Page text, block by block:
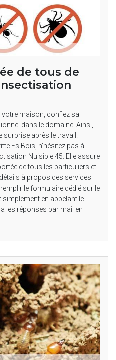
de tous de
maison, confiez sa
dans le domaine. Ainsi,
après le travail.
Es Bois, n’hésitez pas à
Nuisible 45. Elle assure
de tous les particuliers et
à propos des services
le formulaire dédié sur le
simplement en appelant le
les réponses par mail en